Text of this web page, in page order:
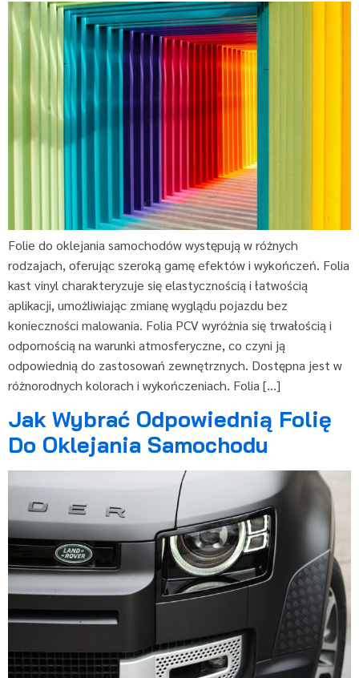
Folie do oklejania samochodów występują w różnych
rodzajach, oferując szeroką gamę efektów i wykończeń. Folia
kast vinyl charakteryzuje się elastycznością i łatwością
aplikacji, umożliwiając zmianę wyglądu pojazdu bez
konieczności malowania. Folia PCV wyróżnia się trwałością i
odpornością na warunki atmosferyczne, co czyni ją
odpowiednią do zastosowań zewnętrznych. Dostępna jest w
różnorodnych kolorach i wykończeniach. Folia […]
Jak Wybrać Odpowiednią Folię
Do Oklejania Samochodu